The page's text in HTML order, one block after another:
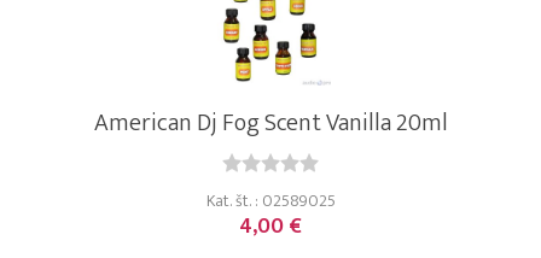
American Dj Fog Scent Vanilla 20ml
Kat. št. : 02589025
4,00 €